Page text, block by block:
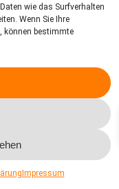
wie das Surfverhalten
Wenn Sie Ihre
können bestimmte
Impressum
pour